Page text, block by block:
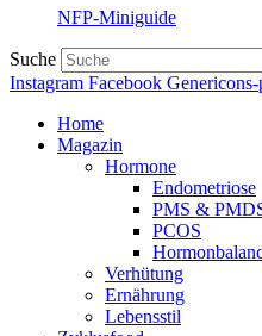
NFP-Miniguide
Suche
Instagram Facebook
Home
Magazin
Hormone
Endometriose
PMS &
PCOS
Verhütung
Ernährung
Lebensstil